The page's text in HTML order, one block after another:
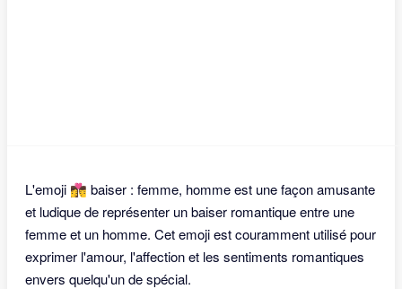
L'emoji 👩‍❤️‍💋‍👨 baiser : femme, homme est une façon amusante
et ludique de représenter un baiser romantique entre une
femme et un homme. Cet emoji est couramment utilisé pour
exprimer l'amour, l'affection et les sentiments romantiques
envers quelqu'un de spécial.